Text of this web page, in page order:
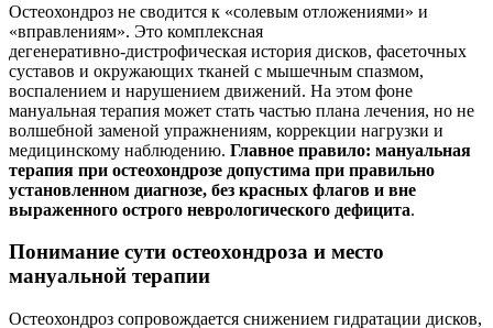
Остеохондроз не сводится к «солевым отложениями» и
«вправлениям». Это комплексная
дегенеративно‑дистрофическая история дисков, фасеточных
суставов и окружающих тканей с мышечным спазмом,
воспалением и нарушением движений. На этом фоне
мануальная терапия может стать частью плана лечения, но не
волшебной заменой упражнениям, коррекции нагрузки и
медицинскому наблюдению. Главное правило: мануальная
терапия при остеохондрозе допустима при правильно
установленном диагнозе, без красных флагов и вне
выраженного острого неврологического дефицита.
Понимание сути остеохондроза и место
мануальной терапии
Остеохондроз сопровождается снижением гидратации дисков,